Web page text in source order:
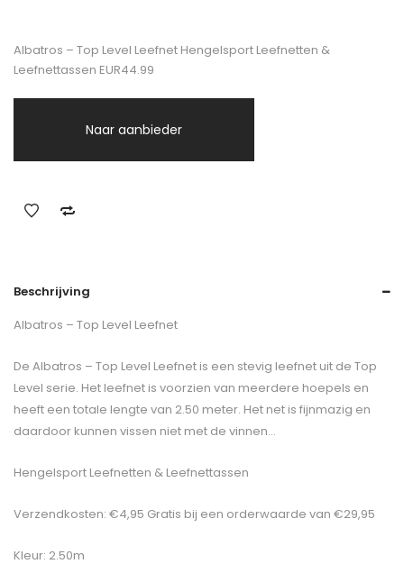
Albatros – Top Level Leefnet Hengelsport Leefnetten &
Leefnettassen EUR44.99
Naar aanbieder
Beschrijving
Albatros – Top Level Leefnet
De Albatros – Top Level Leefnet is een stevig leefnet uit de Top
Level serie. Het leefnet is voorzien van meerdere hoepels en
heeft een totale lengte van 2.50 meter. Het net is fijnmazig en
daardoor kunnen vissen niet met de vinnen…
Hengelsport Leefnetten & Leefnettassen
Verzendkosten: €4,95 Gratis bij een orderwaarde van €29,95
Kleur: 2.50m